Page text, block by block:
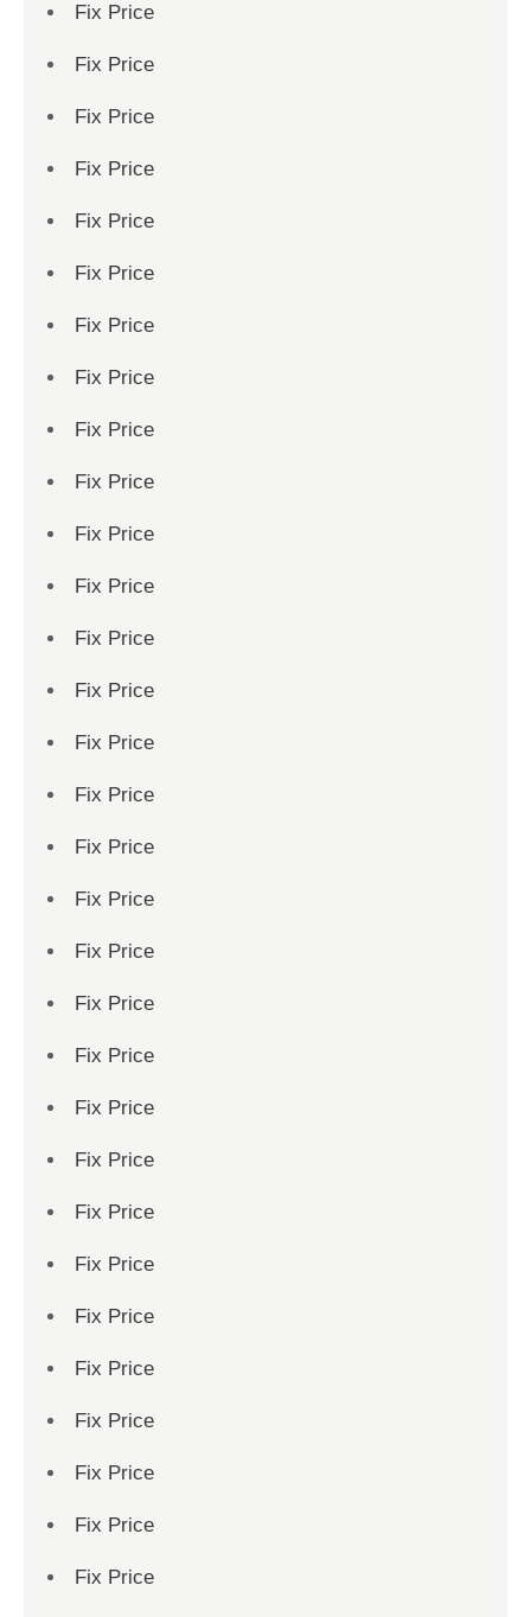
Fix Price
Fix Price
Fix Price
Fix Price
Fix Price
Fix Price
Fix Price
Fix Price
Fix Price
Fix Price
Fix Price
Fix Price
Fix Price
Fix Price
Fix Price
Fix Price
Fix Price
Fix Price
Fix Price
Fix Price
Fix Price
Fix Price
Fix Price
Fix Price
Fix Price
Fix Price
Fix Price
Fix Price
Fix Price
Fix Price
Fix Price